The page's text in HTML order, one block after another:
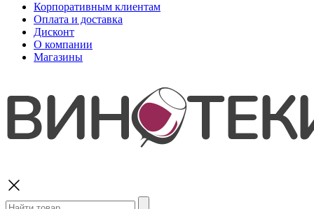
Корпоративным клиентам
Оплата и доставка
Дисконт
О компании
Магазины